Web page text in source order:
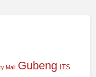
Mall Gubeng ITS